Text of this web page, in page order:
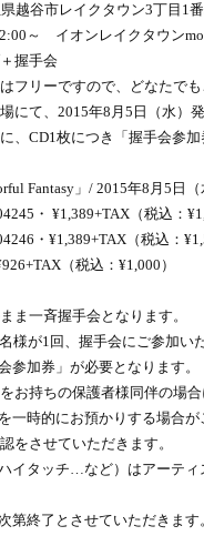
レイクタウン3丁目1番
～ イオンレイクタウン
握手会
フリーですので、どなたでも
にて、2015年8月5日（水）
、 CD1枚につき「握手会参加
Fantasy」/ 2015年8月5日（
・ ¥1,389+TAX（税込：
・¥1,389+TAX（税込：
（税込：¥1,000）
ま一斉握手会となります。
様が1回、握手会にご参加い
加券」が必要となります。
お持ちの保護者様同伴の場合
一時的にお預かりする場合
をさせていただきます。
イタッチ…など）はアーティ
終了とさせていただきます